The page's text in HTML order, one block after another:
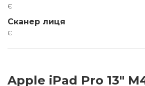
є
Сканер лиця
є
Apple iPad Pro 13"